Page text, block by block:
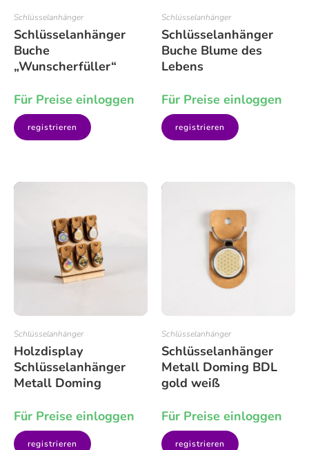
Schlüsselanhänger
Schlüsselanhänger
Buche
„Wunscherfüller“
Für Preise einloggen
registrieren
Schlüsselanhänger
Schlüsselanhänger
Buche Blume des
Lebens
Für Preise einloggen
registrieren
Schlüsselanhänger
Holzdisplay
Schlüsselanhänger
Metall Doming
Für Preise einloggen
registrieren
Schlüsselanhänger
Schlüsselanhänger
Metall Doming BDL
gold weiß
Für Preise einloggen
registrieren